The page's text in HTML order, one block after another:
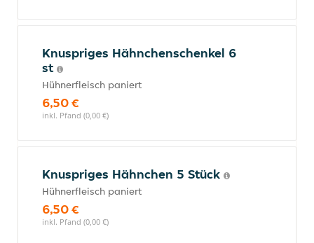
Knuspriges Hähnchenschenkel 6
st
Hühnerfleisch paniert
6,50 €
inkl. Pfand (0,00 €)
Knuspriges Hähnchen 5 Stück
Hühnerfleisch paniert
6,50 €
inkl. Pfand (0,00 €)